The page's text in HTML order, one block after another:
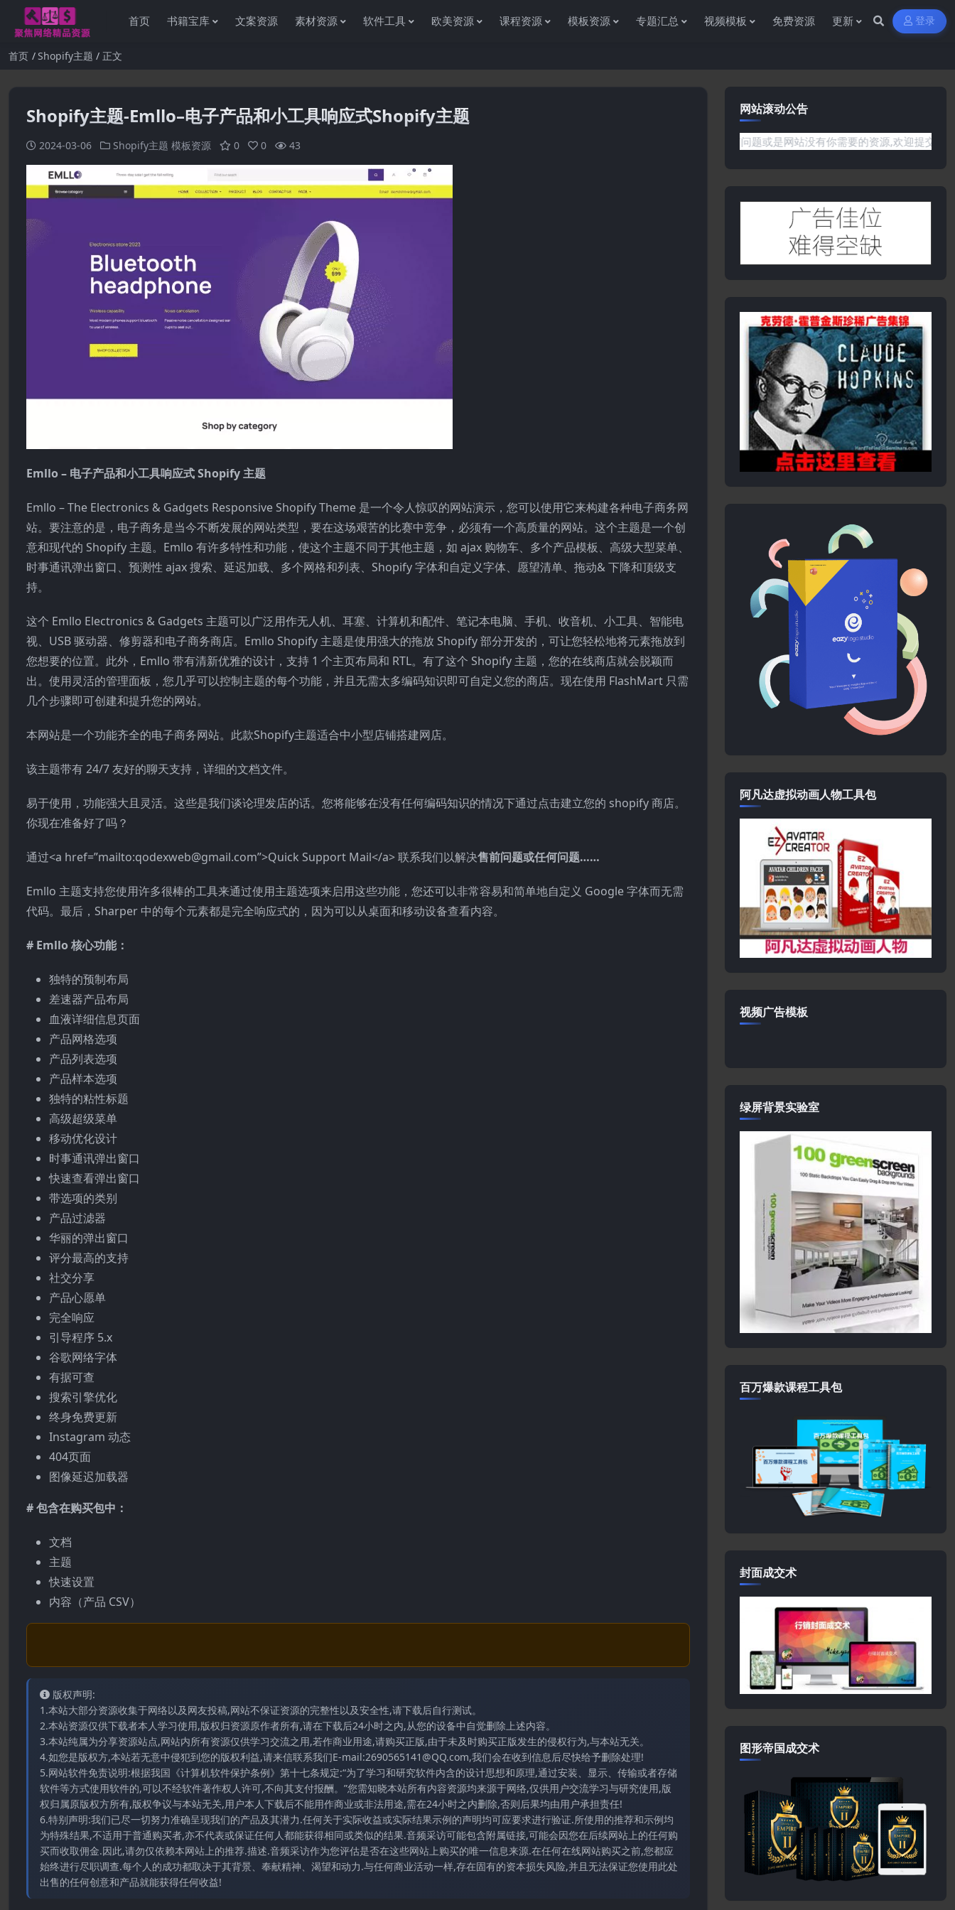
首页 书籍宝库 文案资源 素材资源 软件工具 欧美资源 课程资源 模板资源 专题汇总 视频模板 免费资源 更新 登录
首页 Shopify主题 正文
Shopify主题-Emllo–电子产品和小工具响应式Shopify主题
2024-03-06 Shopify主题 模板资源 0 0 43
Emllo – 电子产品和小工具响应式 Shopify 主题
Emllo – The Electronics & Gadgets Responsive Shopify Theme 是一个令人惊叹的网站演示，您可以使用它来构建各种电子商务网
站。要注意的是，电子商务是当今不断发展的网站类型，要在这场艰苦的比赛中竞争，必须有一个高质量的网站。这个主题是一个创
意和现代的 Shopify 主题。Emllo 有许多特性和功能，使这个主题不同于其他主题，如 ajax 购物车、多个产品模板、高级大型菜单、
时事通讯弹出窗口、预测性 ajax 搜索、延迟加载、多个网格和列表、Shopify 字体和自定义字体、愿望清单、拖动& 下降和顶级支
持。
这个 Emllo Electronics & Gadgets 主题可以广泛用作无人机、耳塞、计算机和配件、笔记本电脑、手机、收音机、小工具、智能电
视、USB 驱动器、修剪器和电子商务商店。Emllo Shopify 主题是使用强大的拖放 Shopify 部分开发的，可让您轻松地将元素拖放到
您想要的位置。此外，Emllo 带有清新优雅的设计，支持 1 个主页布局和 RTL。有了这个 Shopify 主题，您的在线商店就会脱颖而
出。使用灵活的管理面板，您几乎可以控制主题的每个功能，并且无需太多编码知识即可自定义您的商店。现在使用 FlashMart 只需
几个步骤即可创建和提升您的网站。
本网站是一个功能齐全的电子商务网站。此款Shopify主题适合中小型店铺搭建网店。
该主题带有 24/7 友好的聊天支持，详细的文档文件。
易于使用，功能强大且灵活。这些是我们谈论理发店的话。您将能够在没有任何编码知识的情况下通过点击建立您的 shopify 商店。
你现在准备好了吗？
通过<a href=”mailto:qodexweb@gmail.com”>Quick Support Mail</a> 联系我们以解决售前问题或任何问题……
Emllo 主题支持您使用许多很棒的工具来通过使用主题选项来启用这些功能，您还可以非常容易和简单地自定义 Google 字体而无需
代码。最后，Sharper 中的每个元素都是完全响应式的，因为可以从桌面和移动设备查看内容。
# Emllo 核心功能：
独特的预制布局
差速器产品布局
血液详细信息页面
产品网格选项
产品列表选项
产品样本选项
独特的粘性标题
高级超级菜单
移动优化设计
时事通讯弹出窗口
快速查看弹出窗口
带选项的类别
产品过滤器
华丽的弹出窗口
评分最高的支持
社交分享
产品心愿单
完全响应
引导程序 5.x
谷歌网络字体
有据可查
搜索引擎优化
终身免费更新
Instagram 动态
404页面
图像延迟加载器
# 包含在购买包中：
文档
主题
快速设置
内容（产品 CSV）
版权声明:
1.本站大部分资源收集于网络以及网友投稿,网站不保证资源的完整性以及安全性,请下载后自行测试。
2.本站资源仅供下载者本人学习使用,版权归资源原作者所有,请在下载后24小时之内,从您的设备中自觉删除上述内容。
3.本站纯属为分享资源站点,网站内所有资源仅供学习交流之用,若作商业用途,请购买正版,由于未及时购买正版发生的侵权行为,与本站无关。
4.如您是版权方,本站若无意中侵犯到您的版权利益,请来信联系我们E-mail:2690565141@QQ.com,我们会在收到信息后尽快给予删除处理!
5.网站软件免责说明:根据我国《计算机软件保护条例》第十七条规定:“为了学习和研究软件内含的设计思想和原理,通过安装、显示、传输或者存储
软件等方式使用软件的,可以不经软件著作权人许可,不向其支付报酬。”您需知晓本站所有内容资源均来源于网络,仅供用户交流学习与研究使用,版
权归属原版权方所有,版权争议与本站无关,用户本人下载后不能用作商业或非法用途,需在24小时之内删除,否则后果均由用户承担责任!
6.特别声明:我们已尽一切努力准确呈现我们的产品及其潜力.任何关于实际收益或实际结果示例的声明均可应要求进行验证.所使用的推荐和示例均
为特殊结果,不适用于普通购买者,亦不代表或保证任何人都能获得相同或类似的结果.音频采访可能包含附属链接,可能会因您在后续网站上的任何购
买而收取佣金.因此,请勿仅依赖本网站上的推荐.描述.音频采访作为您评估是否在这些网站上购买的唯一信息来源.在任何在线网站购买之前,您都应
始终进行尽职调查.每个人的成功都取决于其背景、奉献精神、渴望和动力.与任何商业活动一样,存在固有的资本损失风险,并且无法保证您使用此处
出售的任何创意和产品就能获得任何收益!
网站滚动公告
感谢您访问资源杂货铺获取各种信息资源!如果遇到任何问题或是网站没有你需要的资源,欢迎提交工单或是
阿凡达虚拟动画人物工具包
视频广告模板
绿屏背景实验室
百万爆款课程工具包
封面成交术
图形帝国成交术